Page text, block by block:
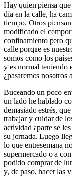
Hay quien piensa
día en la calle, ha
tiempo. Otros
modificado el
confinamiento pero
calle porque es
somos como los
y es normal teniendo
¿pasaremos nosotros
Buceando un poco
un lado he hablado
demasiado estrés,
trabajar y cuidar de
actividad aparte se
su jornada. Luego
lo que entresemana
supermercado o a
podido comprar de
y, de paso, hacer las